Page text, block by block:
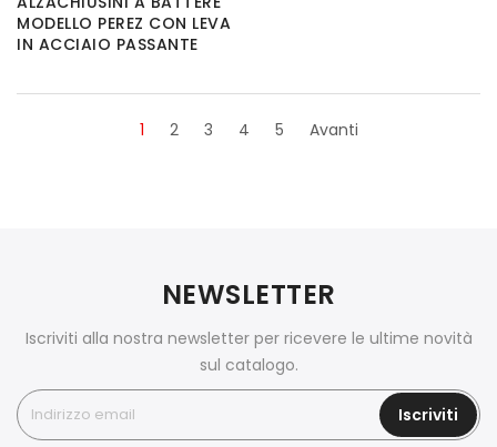
MODELLO PEREZ CON LEVA
IN ACCIAIO PASSANTE
1 2 3 4 5 Avanti
NEWSLETTER
Iscriviti alla nostra newsletter per ricevere le ultime novità
sul catalogo.
Iscriviti